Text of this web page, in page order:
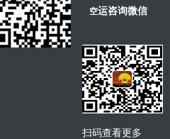
扫码查看更多
空运咨询微信